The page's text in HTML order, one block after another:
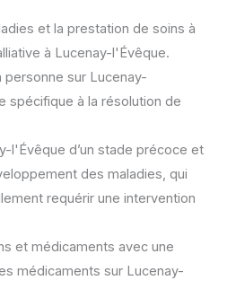
et la prestation de soins à
à Lucenay-l'Évêque.
personne sur Lucenay-
spécifique à la résolution de
l'Évêque d’un stade précoce et
des maladies, qui
requérir une intervention
et médicaments avec une
médicaments sur Lucenay-